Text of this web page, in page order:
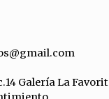
Galería La